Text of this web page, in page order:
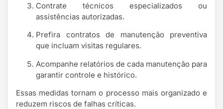
Contrate técnicos especializados ou
assistências autorizadas.
Prefira contratos de manutenção preventiva
que incluam visitas regulares.
Acompanhe relatórios de cada manutenção para
garantir controle e histórico.
Essas medidas tornam o processo mais organizado e
reduzem riscos de falhas críticas.